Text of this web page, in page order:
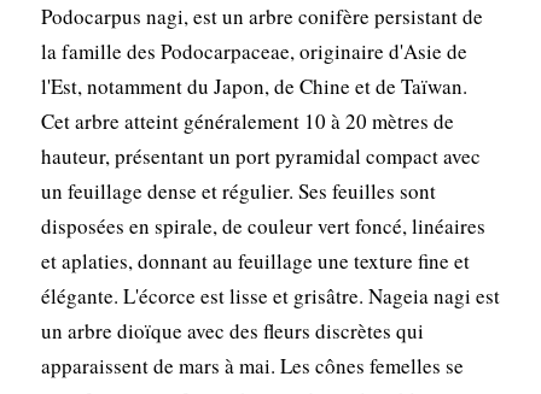
Podocarpus nagi, est un arbre conifère persistant de
la famille des Podocarpaceae, originaire d'Asie de
l'Est, notamment du Japon, de Chine et de Taïwan.
Cet arbre atteint généralement 10 à 20 mètres de
hauteur, présentant un port pyramidal compact avec
un feuillage dense et régulier. Ses feuilles sont
disposées en spirale, de couleur vert foncé, linéaires
et aplaties, donnant au feuillage une texture fine et
élégante. L'écorce est lisse et grisâtre. Nageia nagi est
un arbre dioïque avec des fleurs discrètes qui
apparaissent de mars à mai. Les cônes femelles se